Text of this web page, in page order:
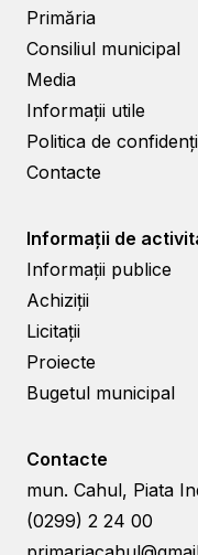
Primăria
Consiliul municipal
Media
Informații utile
Politica de
Contacte
Informații de
Informații publice
Achiziții
Licitații
Proiecte
Bugetul municipal
Contacte
mun. Cahul, Piata
(0299) 2 24 00